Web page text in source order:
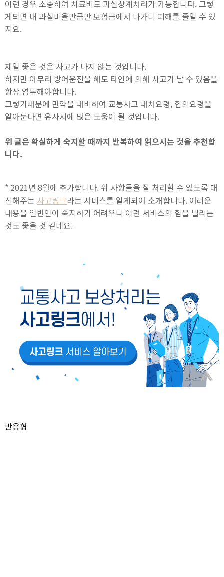
이런 경우 소송하여 치료비도 과실상계처리가 가능합니다. 그렇
게되면 내 과실비율만큼만 보험금에서 나가니 피해를 줄일 수 있
지요.
제일 좋은 것은 사고가 나지 않는 것입니다.
하지만 아무리 방어운전을 해도 타인에 의해 사고가 날 수 있음을
항상 염두해야합니다.
그렇기때문에 만약을 대비하여 교통사고 대처요령, 합의요령을
알아둔다면 유사시에 많은 도움이 될 것입니다.
위 글은 확실하게 숙지할 때까지 반복하여 읽으시는 것을 추천합
니다.
* 2021년 8월에 추가합니다. 위 사항들을 잘 처리할 수 있도록 대
신해주는 사고링크라는 서비스를 알게되어 소개합니다. 어려운
내용을 일반인이 숙지하기 어려우니 이런 서비스의 힘을 빌리는
것도 좋을 것 같네요.
반응형